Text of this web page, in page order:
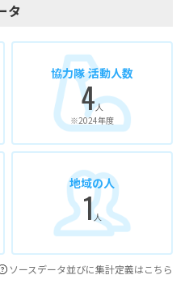
タ
協力隊 活動人数
4人
※2024年度
地域の人
1人
ソースデータ並びに集計定義はこちら